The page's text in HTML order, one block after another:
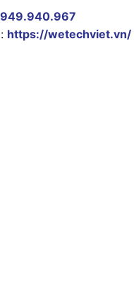
https://wetechviet.vn/